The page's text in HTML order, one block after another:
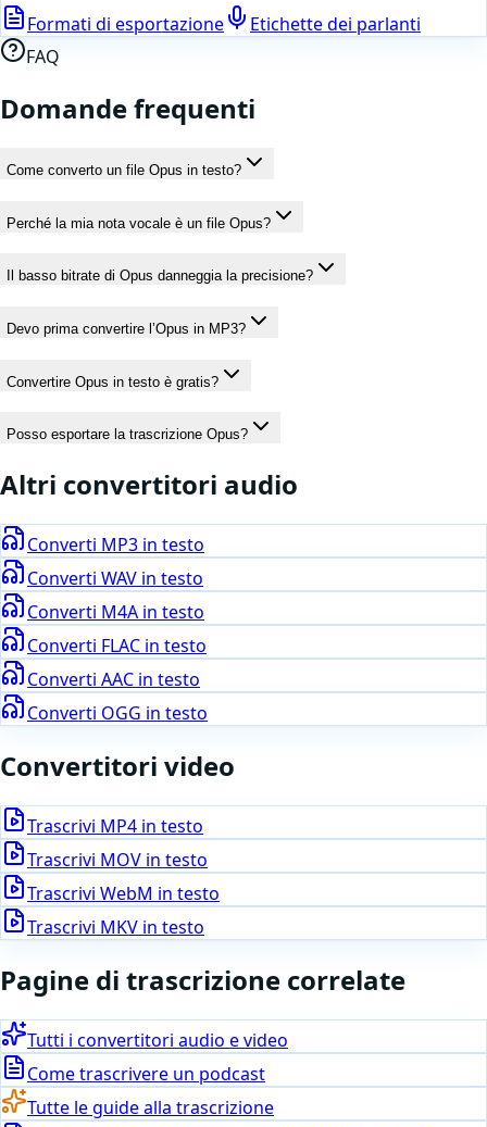
Formati di esportazione
Etichette dei parlanti
FAQ
Domande frequenti
Come converto un file Opus in testo?
Perché la mia nota vocale è un file Opus?
Il basso bitrate di Opus danneggia la precisione?
Devo prima convertire l’Opus in MP3?
Convertire Opus in testo è gratis?
Posso esportare la trascrizione Opus?
Altri convertitori audio
Converti MP3 in testo
Converti WAV in testo
Converti M4A in testo
Converti FLAC in testo
Converti AAC in testo
Converti OGG in testo
Convertitori video
Trascrivi MP4 in testo
Trascrivi MOV in testo
Trascrivi WebM in testo
Trascrivi MKV in testo
Pagine di trascrizione correlate
Tutti i convertitori audio e video
Come trascrivere un podcast
Tutte le guide alla trascrizione